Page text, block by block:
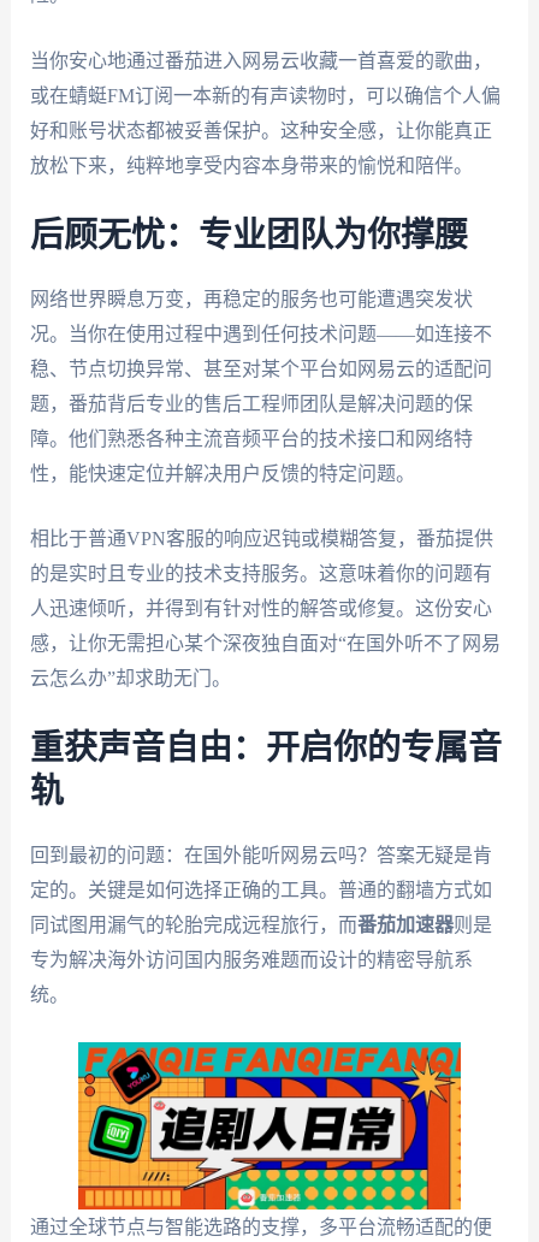
当你安心地通过番茄进入网易云收藏一首喜爱的歌曲，
或在蜻蜓FM订阅一本新的有声读物时，可以确信个人偏
好和账号状态都被妥善保护。这种安全感，让你能真正
放松下来，纯粹地享受内容本身带来的愉悦和陪伴。
后顾无忧：专业团队为你撑腰
网络世界瞬息万变，再稳定的服务也可能遭遇突发状
况。当你在使用过程中遇到任何技术问题——如连接不
稳、节点切换异常、甚至对某个平台如网易云的适配问
题，番茄背后专业的售后工程师团队是解决问题的保
障。他们熟悉各种主流音频平台的技术接口和网络特
性，能快速定位并解决用户反馈的特定问题。
相比于普通VPN客服的响应迟钝或模糊答复，番茄提供
的是实时且专业的技术支持服务。这意味着你的问题有
人迅速倾听，并得到有针对性的解答或修复。这份安心
感，让你无需担心某个深夜独自面对“在国外听不了网易
云怎么办”却求助无门。
重获声音自由：开启你的专属音
轨
回到最初的问题：在国外能听网易云吗？答案无疑是肯
定的。关键是如何选择正确的工具。普通的翻墙方式如
同试图用漏气的轮胎完成远程旅行，而番茄加速器则是
专为解决海外访问国内服务难题而设计的精密导航系
统。
通过全球节点与智能选路的支撑，多平台流畅适配的便